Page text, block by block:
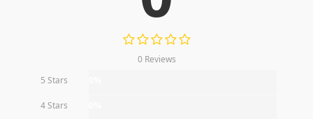
0 Reviews
5 Stars
4 Stars